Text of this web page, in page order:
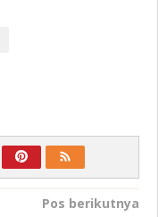
Pos berikutnya